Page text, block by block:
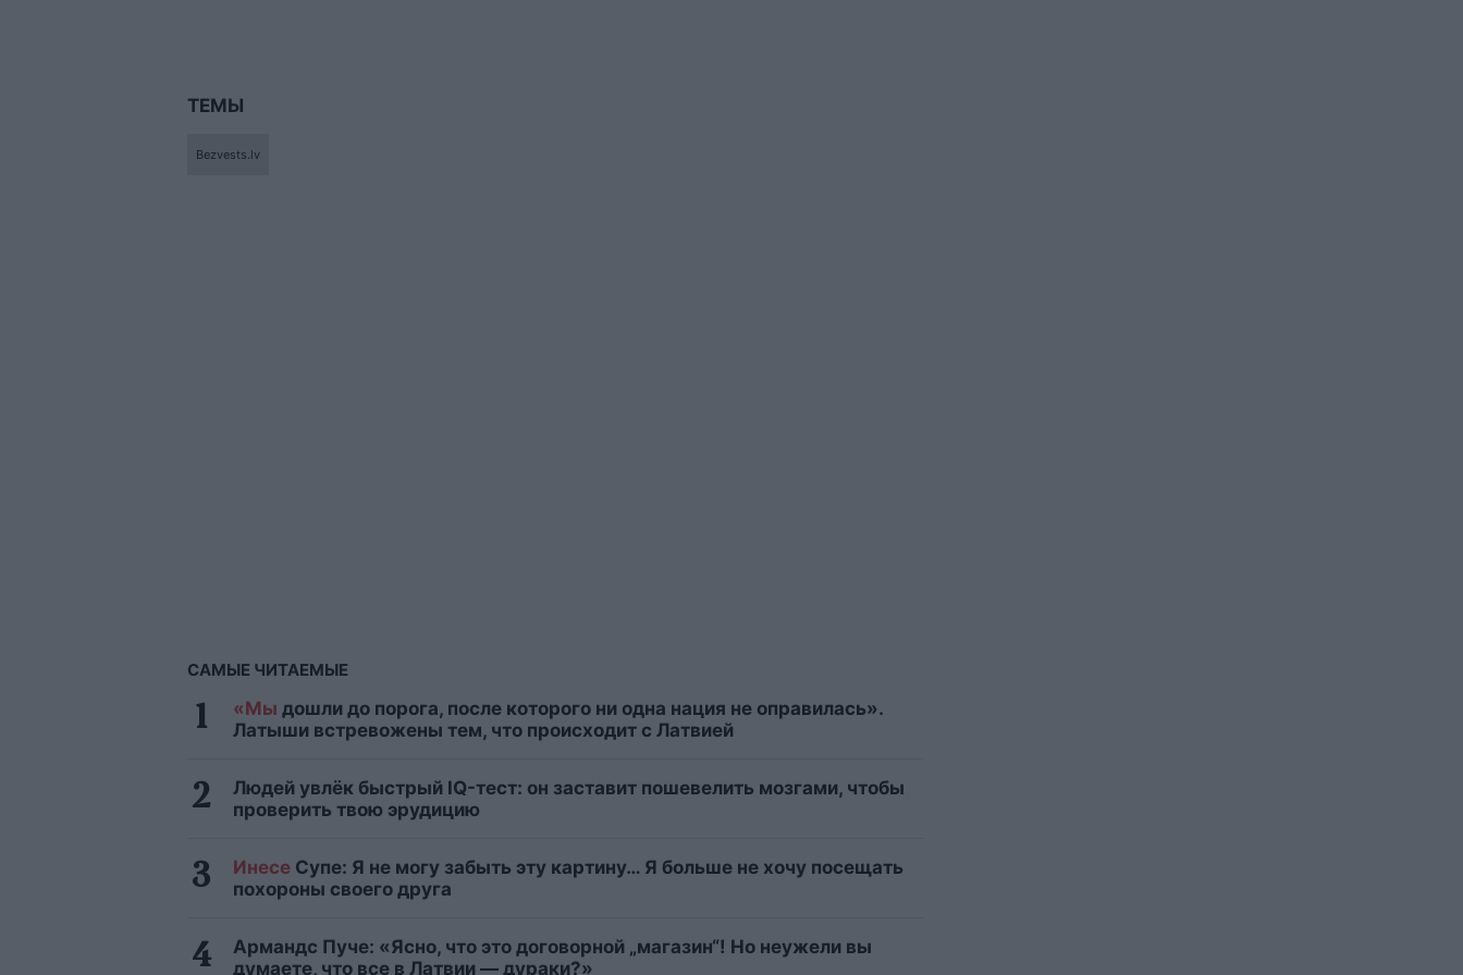
ТЕМЫ
Bezvests.lv
САМЫЕ ЧИТАЕМЫЕ
«Мы дошли до порога, после которого ни одна нация не оправилась».
Латыши встревожены тем, что происходит с Латвией
Людей увлёк быстрый IQ-тест: он заставит пошевелить мозгами, чтобы
проверить твою эрудицию
Инесе Супе: Я не могу забыть эту картину… Я больше не хочу посещать
похороны своего друга
Армандс Пуче: «Ясно, что это договорной „магазин“! Но неужели вы
думаете, что все в Латвии — дураки?»